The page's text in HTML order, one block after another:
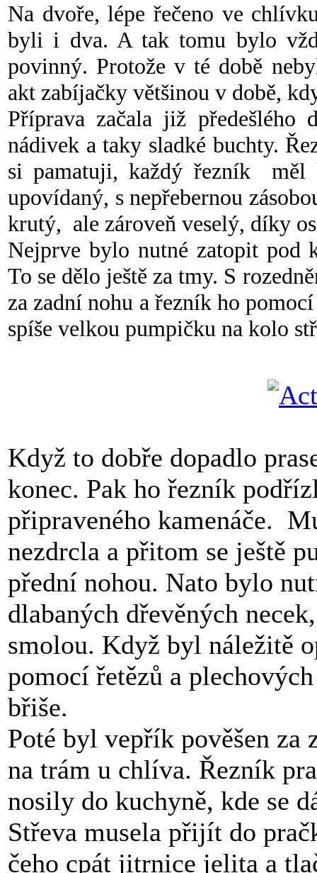
Na dvoře, lépe řečeno ve
byli i dva. A tak tomu bylo
povinný. Protože v té době
akt zabíjačky většinou v době,
Příprava začala již předešlého
nádivek a taky sladké buchty.
si pamatuji, každý řezník měl
upovídaný, s nepřebernou
krutý, ale zároveň veselý, díky
Nejprve bylo nutné zatopit pod
To se dělo ještě za tmy. S
za zadní nohu a řezník ho
spíše velkou pumpičku na kolo
Když to dobře dopadlo
konec. Pak ho řezník
připraveného kamenáče.
nezdrcla a přitom se ještě
přední nohou. Nato bylo
dlabaných dřevěných
smolou. Když byl náležitě
pomocí řetězů a
břiše.
Poté byl vepřík pověšen za
na trám u chlíva. Řezník
nosily do kuchyně, kde se
Střeva musela přijít do
čeho cpát jitrnice jelita a